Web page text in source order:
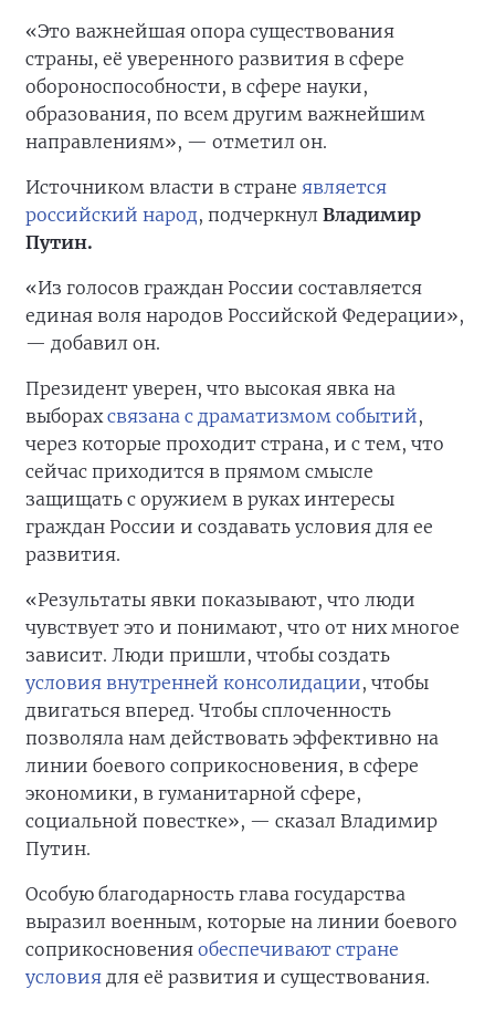
«Это важнейшая опора существования
страны, её уверенного развития в сфере
обороноспособности, в сфере науки,
образования, по всем другим важнейшим
направлениям», — отметил он.
Источником власти в стране является
российский народ, подчеркнул Владимир
Путин.
«Из голосов граждан России составляется
единая воля народов Российской Федерации»,
— добавил он.
Президент уверен, что высокая явка на
выборахсвязана с драматизмом событий,
через которые проходит страна, и с тем, что
сейчас приходится в прямом смысле
защищать с оружием в руках интересы
граждан России и создавать условия для ее
развития.
«Результаты явки показывают, что люди
чувствует это и понимают, что от них многое
зависит. Люди пришли, чтобы создать
условия внутренней консолидации, чтобы
двигаться вперед. Чтобы сплоченность
позволяла нам действовать эффективно на
линии боевого соприкосновения, в сфере
экономики, в гуманитарной сфере,
социальной повестке», — сказал Владимир
Путин.
Особую благодарность глава государства
выразил военным, которые на линии боевого
соприкосновения обеспечивают стране
условия для её развития и существования.